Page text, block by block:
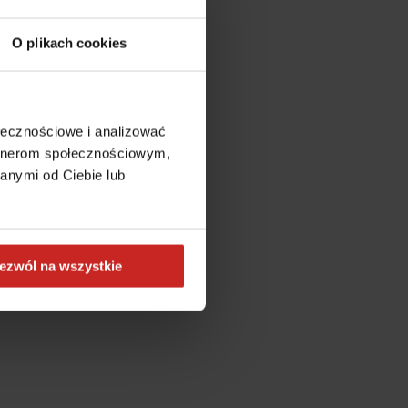
O plikach cookies
i analizować
społecznościowym,
od Ciebie lub
na wszystkie
information).